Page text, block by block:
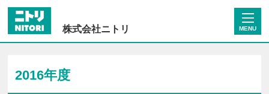
株式会社ニトリ MENU
2016年度